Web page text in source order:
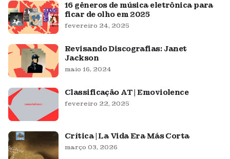
16 gêneros de música eletrônica para
ficar de olho em 2025
fevereiro 24, 2025
Revisando Discografias: Janet
Jackson
maio 16, 2024
Classificação AT | Emoviolence
fevereiro 22, 2025
Crítica | La Vida Era Más Corta
março 03, 2026